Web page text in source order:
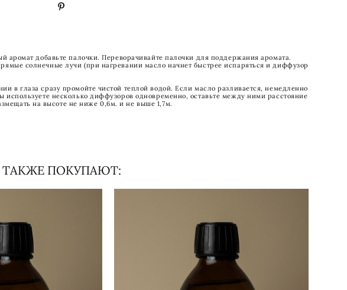
аромат добавьте палочки. Переворачивайте палочки для поддержания аромата.
солнечные лучи (при нагревании масло начнет быстрее испаряться и диффузор
в глаза сразу промойте чистой теплой водой. Если масло разливается, немедленно
несколько диффузоров одновременно, оставьте между ними расстояние
на высоте не ниже 0,6м. и не выше 1,7м.
ПОКУПАЮТ: